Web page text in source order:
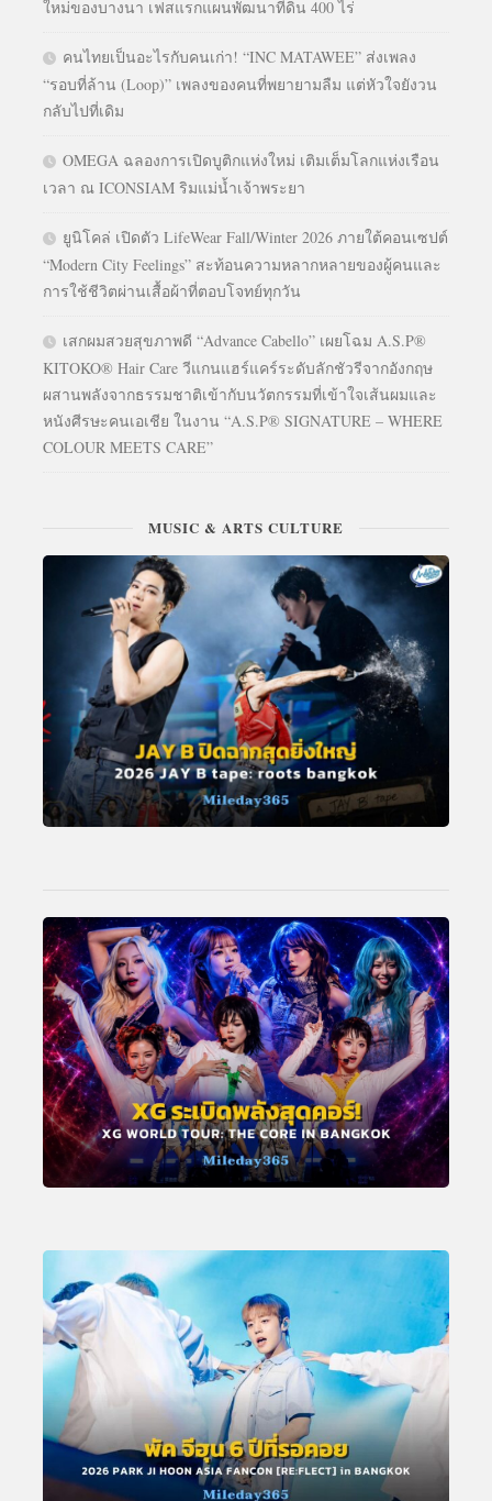
ใหม่ของบางนา เฟสแรกแผนพัฒนาที่ดิน 400 ไร่
คนไทยเป็นอะไรกับคนเก่า! “INC MATAWEE” ส่งเพลง
“รอบที่ล้าน (Loop)” เพลงของคนที่พยายามลืม แต่หัวใจยังวน
กลับไปที่เดิม
OMEGA ฉลองการเปิดบูติกแห่งใหม่ เติมเต็มโลกแห่งเรือน
เวลา ณ ICONSIAM ริมแม่น้ำเจ้าพระยา
ยูนิโคล่ เปิดตัว LifeWear Fall/Winter 2026 ภายใต้คอนเซปต์
“Modern City Feelings” สะท้อนความหลากหลายของผู้คนและ
การใช้ชีวิตผ่านเสื้อผ้าที่ตอบโจทย์ทุกวัน
เสกผมสวยสุขภาพดี “Advance Cabello” เผยโฉม A.S.P®
KITOKO® Hair Care วีแกนแฮร์แคร์ระดับลักชัวรีจากอังกฤษ
ผสานพลังจากธรรมชาติเข้ากับนวัตกรรมที่เข้าใจเส้นผมและ
หนังศีรษะคนเอเชีย ในงาน “A.S.P® SIGNATURE – WHERE
COLOUR MEETS CARE”
MUSIC & ARTS CULTURE